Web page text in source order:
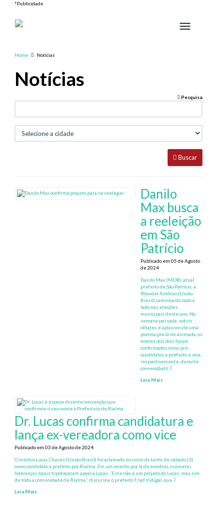
*Publicidade
Toggle
Home Notícias
Notícias
Pesquisabusca
Buscar
Danilo
Max busca
a reeleição
em São
Patrício
Publicado em 05 de Agosto
de 2024
Danilo Max (MDB), atual
prefeito de São Patrício, e
Wendel Antônio (União
Brasil) caminharão lado a
lado nas eleições
municipais deste ano. Na
semana passada, sob os
olhares e aplausos de uma
plateia pra lá de animada, os
nomes dos dois foram
confirmados como pré-
candidatos a prefeito e vice,
respectivamente, durante
convenç&atil
Leia Mais
Dr. Lucas confirma candidatura e
lança ex-vereadora como vice
Publicado em 03 de Agosto de 2024
O médico Lucas Chaves (União Brasil) foi aclamado no início da tarde de sábado (3)
como candidato a prefeito por Rialma. Em um evento pra lá de emotivo, inúmeras
lideranças locais hipotecaram apoio a Lucas. “Este não é um projeto do Lucas, mas sim,
de toda a comunidade de Rialma”, discursou o prefeito Fred Vidigal, que
Leia Mais